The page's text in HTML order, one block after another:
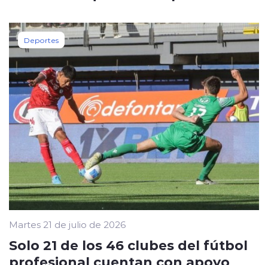
Deportes
Martes 21 de julio de 2026
Solo 21 de los 46 clubes del fútbol
profesional cuentan con apoyo